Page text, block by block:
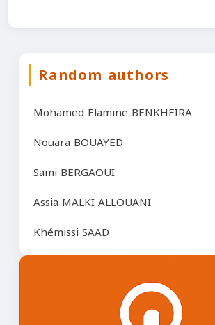
Random authors
Mohamed Elamine BENKHEIRA
Nouara BOUAYED
Sami BERGAOUI
Assia MALKI ALLOUANI
Khémissi SAAD